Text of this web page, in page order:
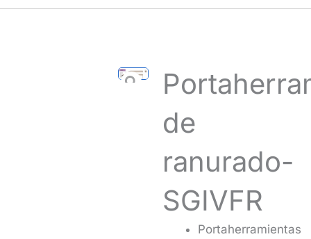
de
ranurado-
SGIVFR
Portaherramientas